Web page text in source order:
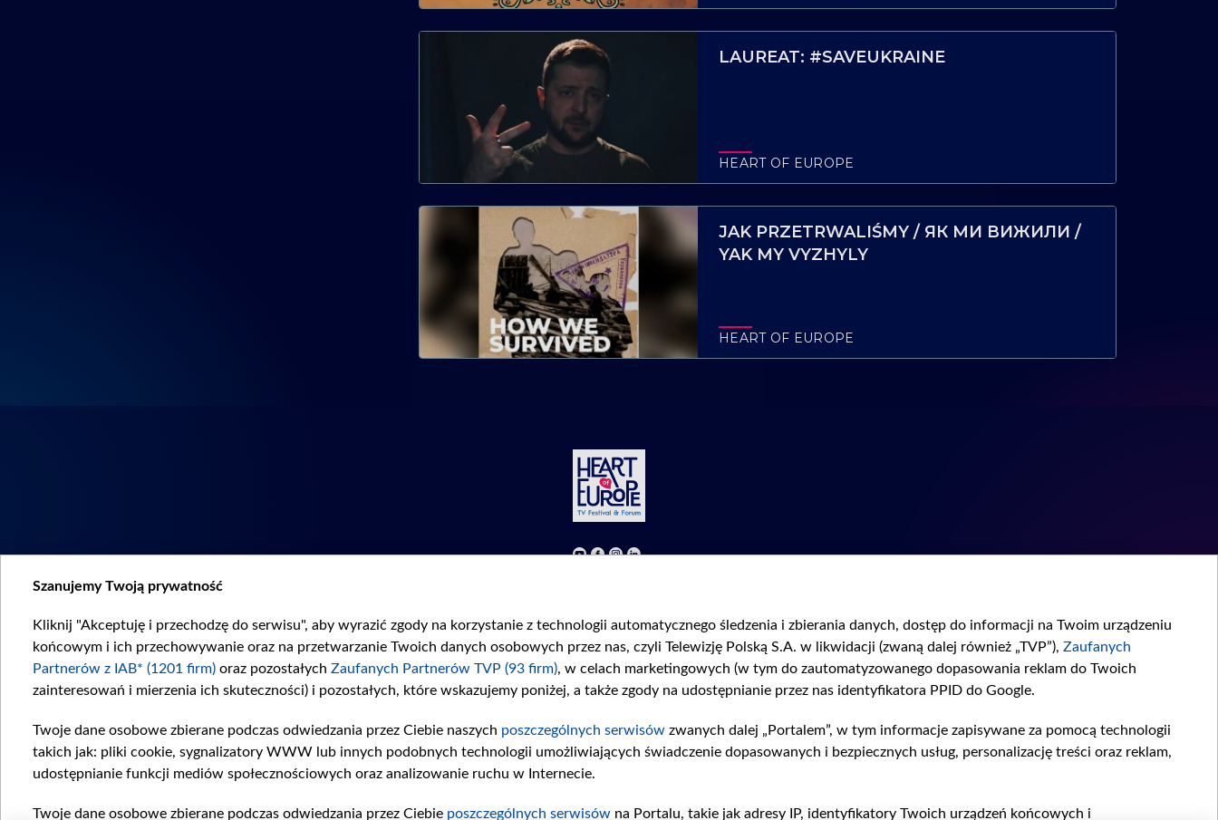
LAUREAT: #SAVEUKRAINE
HEART OF EUROPE
JAK PRZETRWALIŚMY / ЯК МИ ВИЖИЛИ /
YAK MY VYZHYLY
HEART OF EUROPE
Regulamin | Polityka prywatności|Moje zgody
Szanujemy Twoją prywatność
Kliknij "Akceptuję i przechodzę do serwisu", aby wyrazić zgody na korzystanie z technologii automatycznego śledzenia i zbierania danych, dostęp do informacji na Twoim urządzeniu
końcowym i ich przechowywanie oraz na przetwarzanie Twoich danych osobowych przez nas, czyli Telewizję Polską S.A. w likwidacji (zwaną dalej również „TVP”), Zaufanych
Partnerów z IAB* (1201 firm) oraz pozostałych Zaufanych Partnerów TVP (93 firm), w celach marketingowych (w tym do zautomatyzowanego dopasowania reklam do Twoich
zainteresowań i mierzenia ich skuteczności) i pozostałych, które wskazujemy poniżej, a także zgody na udostępnianie przez nas identyfikatora PPID do Google.
Twoje dane osobowe zbierane podczas odwiedzania przez Ciebie naszych poszczególnych serwisów zwanych dalej „Portalem”, w tym informacje zapisywane za pomocą technologii
takich jak: pliki cookie, sygnalizatory WWW lub innych podobnych technologii umożliwiających świadczenie dopasowanych i bezpiecznych usług, personalizację treści oraz reklam,
udostępnianie funkcji mediów społecznościowych oraz analizowanie ruchu w Internecie.
Twoje dane osobowe zbierane podczas odwiedzania przez Ciebie poszczególnych serwisów na Portalu, takie jak adresy IP, identyfikatory Twoich urządzeń końcowych i